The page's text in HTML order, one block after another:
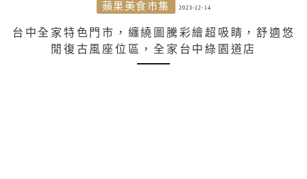
蘋果美食市集 2023-12-14
台中全家特色門市，纏繞圖騰彩繪超吸睛，舒適悠
閒復古風座位區，全家台中綠園道店